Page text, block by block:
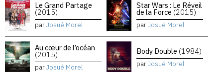
Le Grand Partage
(2015)
parJosué Morel
Star Wars : Le Réveil
de la Force (2015)
parJosué Morel
Au cœur de l’océan
(2015)
parJosué Morel
Body Double (1984)
parJosué Morel